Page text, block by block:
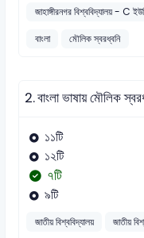
জাহাঙ্গীরনগর বিশ্ববিদ্যালয় - C
বাংলা
মৌলিক স্বরধ্বনি
2.বাংলা ভাষায় মৌলিক
১১টি
১২টি
৭টি
৯টি
জাতীয় বিশ্ববিদ্যালয়
জাতীয়